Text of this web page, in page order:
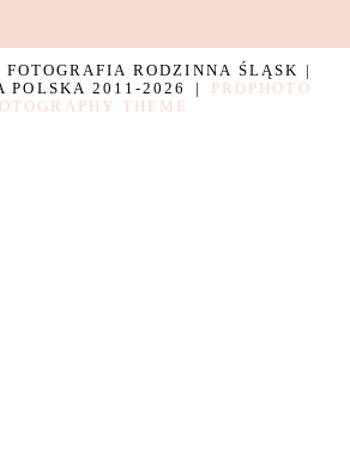
RODZINNA ŚLĄSK |
POLSKA 2011-2026
|
PROPHOTO
THEME